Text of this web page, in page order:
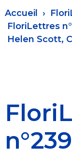
Fil
d'Ariane
Accueil
FloriLettres
Helen Scott,